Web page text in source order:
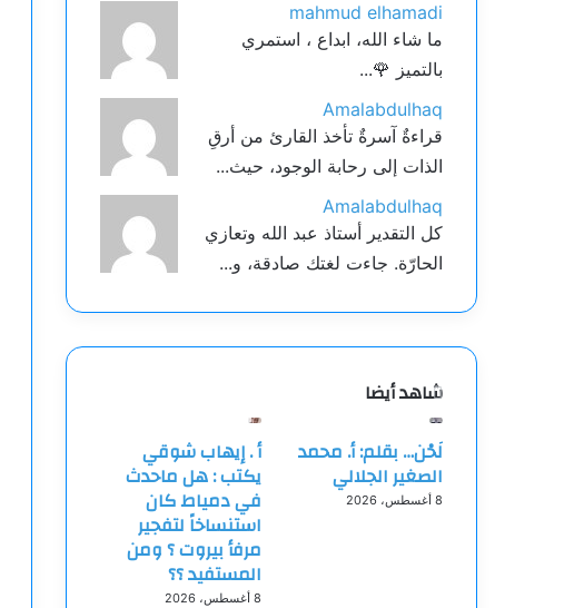
mahmud elhamadi
ما شاء الله، ابداع ، استمري
بالتميز 🌹...
Amalabdulhaq
قراءةٌ آسرةٌ تأخذ القارئ من أرقِ
الذات إلى رحابة الوجود، حيث...
Amalabdulhaq
كل التقدير أستاذ عبد الله وتعازي
الحارّة. جاءت لغتك صادقة، و...
شاهد أيضا
أ . إيهاب شوقي
يكتب : هل ماحدث
في دمياط كان
استنساخاً لتفجير
مرفأ بيروت ؟ ومن
المستفيد ؟؟
8 أغسطس، 2026
لَحْن… بقلم: أ. محمد
الصغير الجلالي
8 أغسطس، 2026